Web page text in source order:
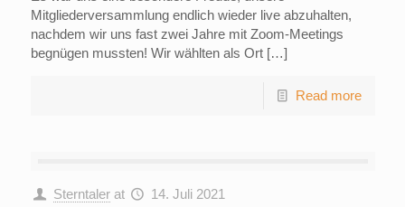
Mitgliederversammlung endlich wieder live abzuhalten,
nachdem wir uns fast zwei Jahre mit Zoom-Meetings
begnügen mussten! Wir wählten als Ort […]
Read more
Sterntaler at 14. Juli 2021